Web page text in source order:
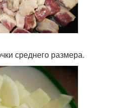
среднего размера.